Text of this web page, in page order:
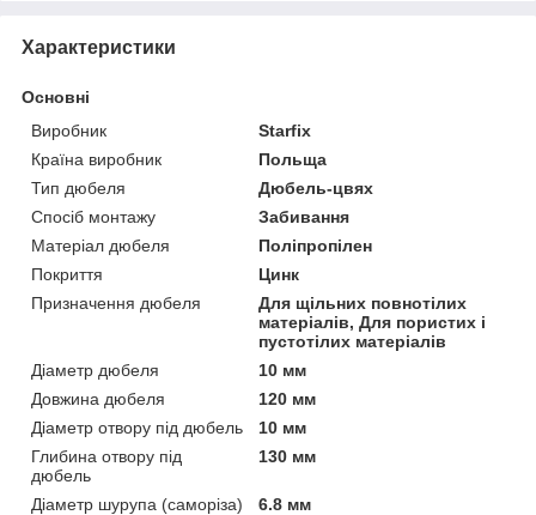
Характеристики
Основні
Виробник
Starfix
Країна виробник
Польща
Тип дюбеля
Дюбель-цвях
Спосіб монтажу
Забивання
Матеріал дюбеля
Поліпропілен
Покриття
Цинк
Призначення дюбеля
Для щільних повнотілих
матеріалів, Для пористих і
пустотілих матеріалів
Діаметр дюбеля
10 мм
Довжина дюбеля
120 мм
Діаметр отвору під дюбель
10 мм
Глибина отвору під
дюбель
130 мм
Діаметр шурупа (саморіза)
6.8 мм